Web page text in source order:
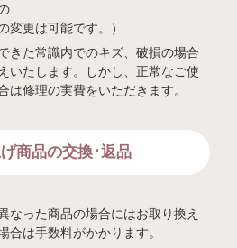
変更は可能です。）
きた常識内でのキズ、破損の場合
いたします。しかし、正常なご使
は修理の実費をいただきます。
商品の交換･返品
なった商品の場合にはお取り換え
合は手数料がかかります。